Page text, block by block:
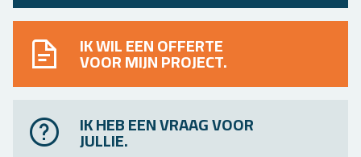
IK WIL EEN OFFERTE
VOOR MIJN PROJECT.
IK HEB EEN VRAAG VOOR
JULLIE.